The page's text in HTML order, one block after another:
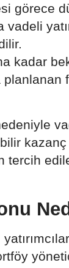
görece
vadeli
kadar
planlanan
tercih